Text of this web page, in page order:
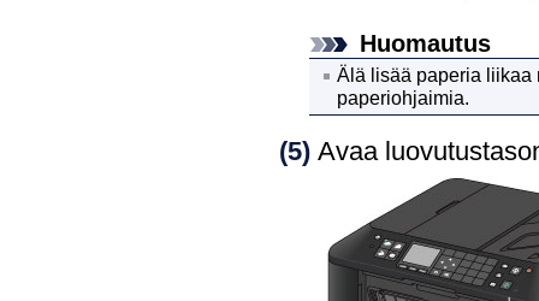
Huomautus
Älä lisää paperia liikaa
paperiohjaimia.
(5) Avaa